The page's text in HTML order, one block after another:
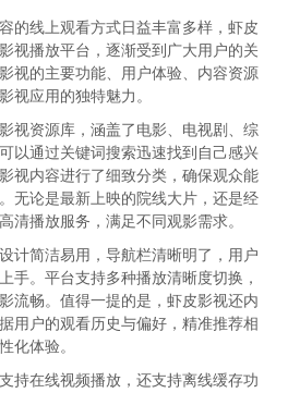
的线上观看方式日益丰富多样，虾皮
视播放平台，逐渐受到广大用户的关
视的主要功能、用户体验、内容资源
视应用的独特魅力。
视资源库，涵盖了电影、电视剧、综
以通过关键词搜索迅速找到自己感兴
视内容进行了细致分类，确保观众能
无论是最新上映的院线大片，还是经
清播放服务，满足不同观影需求。
计简洁易用，导航栏清晰明了，用户
手。平台支持多种播放清晰度切换，
流畅。值得一提的是，虾皮影视还内
用户的观看历史与偏好，精准推荐相
化体验。
持在线视频播放，还支持离线缓存功